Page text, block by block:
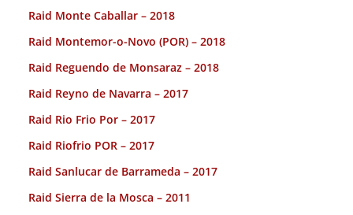
Raid Monte Caballar – 2018
Raid Montemor-o-Novo (POR) – 2018
Raid Reguendo de Monsaraz – 2018
Raid Reyno de Navarra – 2017
Raid Rio Frio Por – 2017
Raid Riofrio POR – 2017
Raid Sanlucar de Barrameda – 2017
Raid Sierra de la Mosca – 2011